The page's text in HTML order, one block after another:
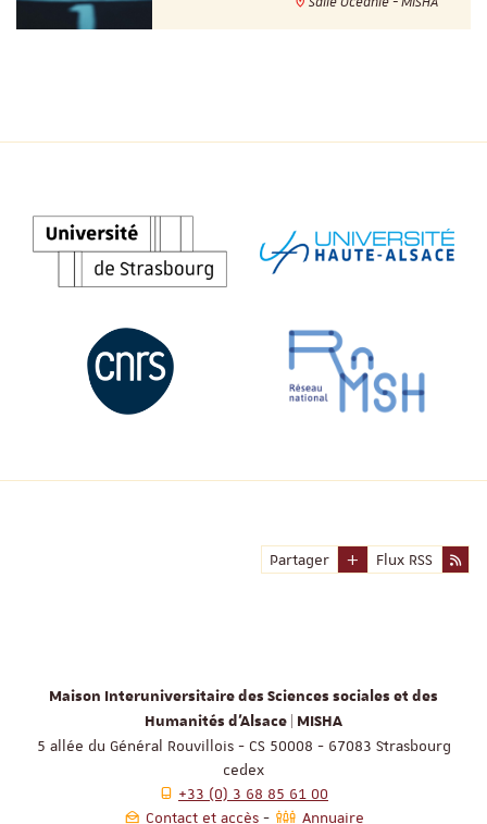
Partager Flux RSS
Maison Interuniversitaire des Sciences sociales et des
Humanités d'Alsace | MISHA
5 allée du Général Rouvillois - CS 50008 - 67083 Strasbourg
cedex
+33 (0) 3 68 85 61 00
Contact et accès
Annuaire